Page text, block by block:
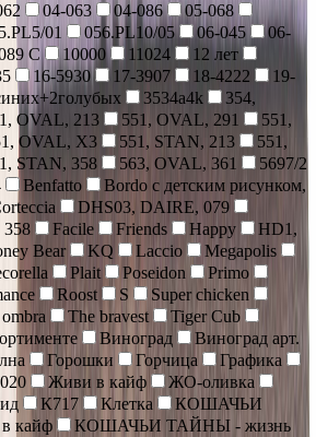
04-063 04-086
05-068
01 056.PL10/05 06-045
06-
С 10000 11024
12 лет
16-5930 17-3907 18-4222
19-
3534a4k
354,
OVAL, 213 551, OVAL, 291
551,
OVAL, X3 551, STAN, 213
551,
STAN, 358 563, OVAL, 361
5697/2
Benfatto
Bordo с детским рисунком,
DHS03, DAIRE, 079
Facile Friends Happy
HD1,
Bear KQ Laccio
Megapolis
Plait Poseidon
Primo
Roost S
Super chicken
The bravest
Tiger Cub
Виноград
Виноград арт.
Горошки Горчица
Графика
Живи в кайф
ЖО-оливка
К717 Клетка
КОШАЧЬИ
кайф
КОШАЧЬИ ТАЙНЫ - жизнь